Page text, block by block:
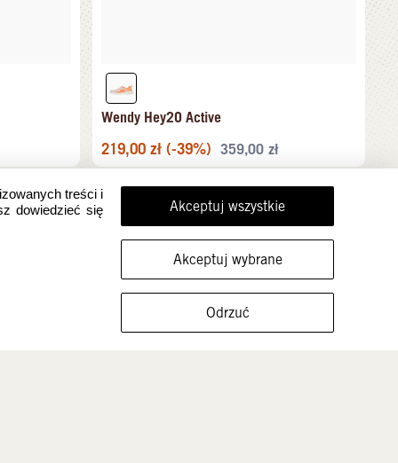
FILTRUJ ROZMIARY
Wendy Hey2O Active
219,00 zł (-39%) 359,00 zł
treści i
dowiedzieć się
Akceptuj wszystkie
Akceptuj wybrane
Odrzuć